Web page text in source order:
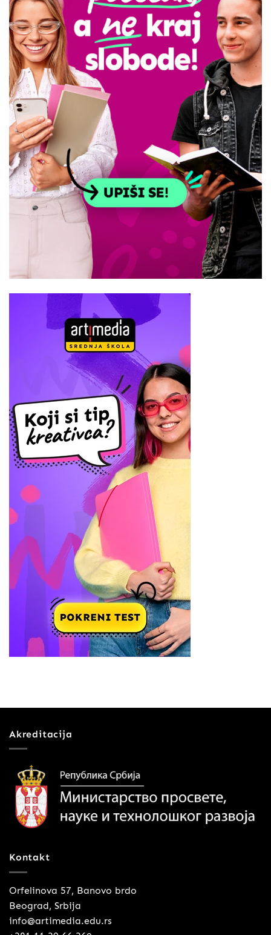
Akreditacija
Kontakt
Orfelinova 57, Banovo brdo
Beograd, Srbija
info@artimedia.edu.rs